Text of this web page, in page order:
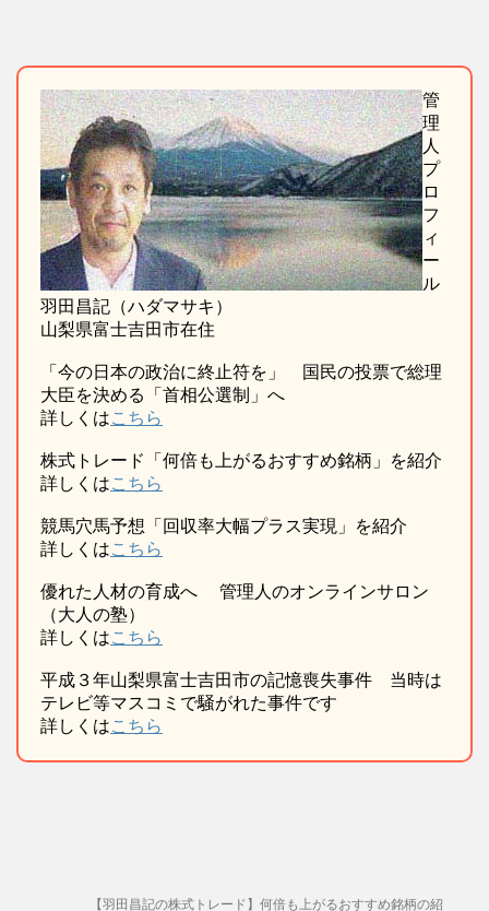
管
理
人
プ
ロ
フ
ィ
ー
ル
羽田昌記（ハダマサキ）
山梨県富士吉田市在住
「今の日本の政治に終止符を」 国民の投票で総理
大臣を決める「首相公選制」へ
詳しくはこちら
株式トレード「何倍も上がるおすすめ銘柄」を紹介
詳しくはこちら
競馬穴馬予想「回収率大幅プラス実現」を紹介
詳しくはこちら
優れた人材の育成へ 管理人のオンラインサロン
（大人の塾）
詳しくはこちら
平成３年山梨県富士吉田市の記憶喪失事件 当時は
テレビ等マスコミで騒がれた事件です
詳しくはこちら
【羽田昌記の株式トレード】何倍も上がるおすすめ銘柄の紹